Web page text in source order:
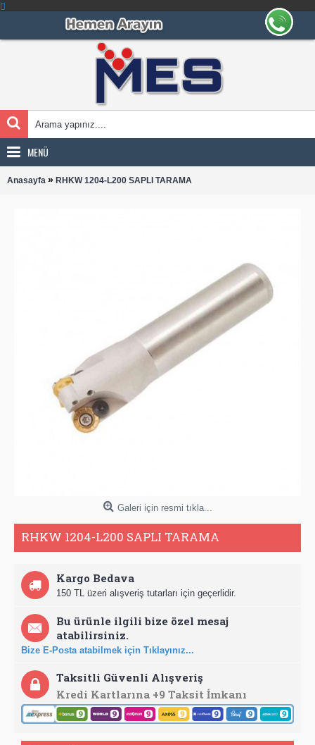
MENÜ
Anasayfa » RHKW 1204-L200 SAPLI TARAMA
Galeri için resmi tıkla...
RHKW 1204-L200 SAPLI TARAMA
Kargo Bedava
150 TL üzeri alışveriş tutarları için geçerlidir.
Bu ürünle ilgili bize özel mesaj
atabilirsiniz.
Bize E-Posta atabilmek için Tıklayınız...
Taksitli Güvenli Alışveriş
Kredi Kartlarına +9 Taksit İmkanı